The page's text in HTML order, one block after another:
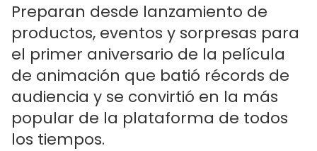
Preparan desde lanzamiento de
productos, eventos y sorpresas para
el primer aniversario de la película
de animación que batió récords de
audiencia y se convirtió en la más
popular de la plataforma de todos
los tiempos.